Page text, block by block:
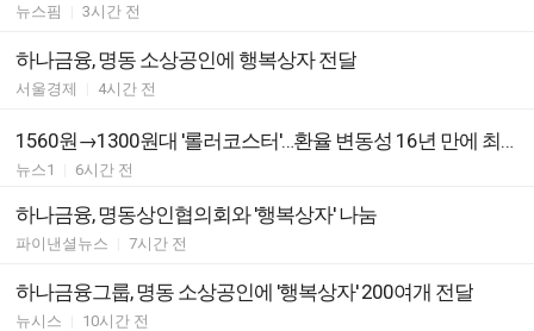
뉴스핌 3시간 전
하나금융, 명동 소상공인에 행복상자 전달
서울경제 4시간 전
1560원→1300원대 '롤러코스터'…환율 변동성 16년 만에 최대
뉴스1 6시간 전
하나금융, 명동상인협의회와 '행복상자' 나눔
파이낸셜뉴스 7시간 전
하나금융그룹, 명동 소상공인에 '행복상자' 200여개 전달
뉴시스 10시간 전